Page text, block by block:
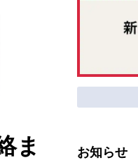
ま
お知らせ